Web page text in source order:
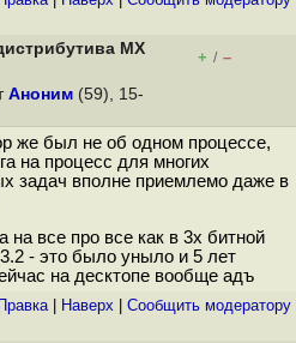
MX
+ / –
Аноним (59), 15-
же был не об одном процессе,
на процесс для многих
задач вполне приемлемо даже в
на все про все как в 3х битной
- это было уныло и 5 лет
на десктопе вообще адъ
Правка| Наверх Cообщить модератору